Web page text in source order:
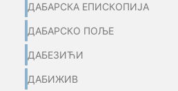
ДАБАРСКА ЕПИСКОПИЈА
ДАБАРСКО ПОЉЕ
ДАБЕЗИЋИ
ДАБИЖИВ